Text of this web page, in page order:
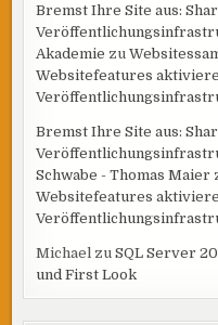
Bremst Ihre Site aus:
Akademie zu
Websitefeatures
Bremst Ihre Site aus:
Schwabe - Thomas Maier
Websitefeatures
Michael zuSQL Server
und First Look